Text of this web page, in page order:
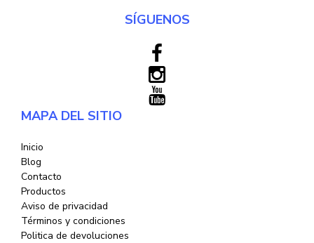
SÍGUENOS
MAPA DEL SITIO
Inicio
Blog
Contacto
Productos
Aviso de privacidad
Términos y condiciones
Politica de devoluciones